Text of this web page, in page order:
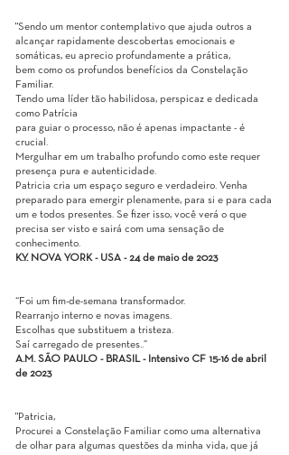
"Sendo um mentor contemplativo que ajuda outros a
alcançar rapidamente descobertas emocionais e
somáticas, eu aprecio profundamente a prática,
bem como os profundos benefícios da Constelação
Familiar.
Tendo uma líder tão habilidosa, perspicaz e dedicada
como Patrícia
para guiar o processo, não é apenas impactante - é
crucial.
Mergulhar em um trabalho profundo como este requer
presença pura e autenticidade.
Patricia cria um espaço seguro e verdadeiro. Venha
preparado para emergir plenamente, para si e para cada
um e todos presentes. Se fizer isso, você verá o que
precisa ser visto e sairá com uma sensação de
conhecimento.
K.Y. NOVA YORK - USA - 24 de maio de 2023
“Foi um fim-de-semana transformador.
Rearranjo interno e novas imagens.
Escolhas que substituem a tristeza.
Saí carregado de presentes..”
A.M. SÃO PAULO - BRASIL - Intensivo CF 15-16 de abril
de 2023
"Patricia,
Procurei a Constelação Familiar como uma alternativa
de olhar para algumas questões da minha vida, que já